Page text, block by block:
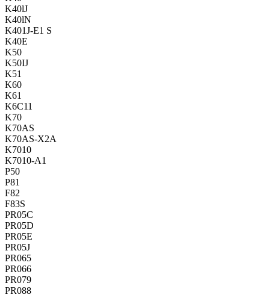
K40lJ
K40lN
K401J-E1 S
K40E
K50
K50IJ
K51
K60
K61
K6C11
K70
K70AS
K70AS-X2A
K7010
K7010-A1
P50
P81
F82
F83S
PR05C
PR05D
PR05E
PR05J
PR065
PR066
PR079
PR088